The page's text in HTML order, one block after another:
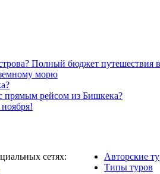
Полный бюджет путешествия
морю
прямым рейсом из Бишкека?
сетях:
Авторские
Типы туров